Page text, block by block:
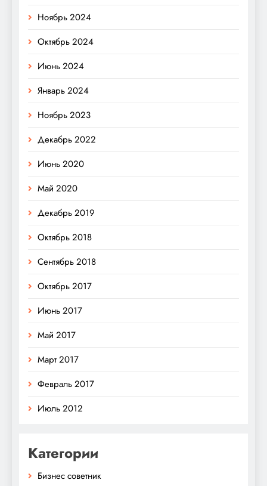
Ноябрь 2024
Октябрь 2024
Июнь 2024
Январь 2024
Ноябрь 2023
Декабрь 2022
Июнь 2020
Май 2020
Декабрь 2019
Октябрь 2018
Сентябрь 2018
Октябрь 2017
Июнь 2017
Май 2017
Март 2017
Февраль 2017
Июль 2012
Категории
Бизнес советник